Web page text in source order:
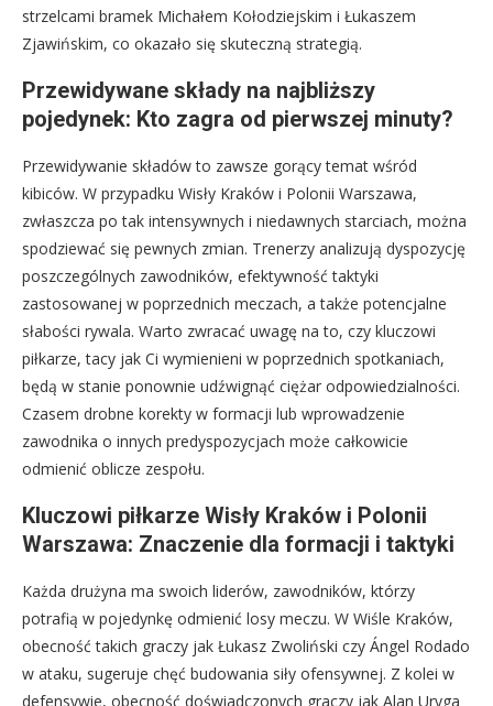
strzelcami bramek Michałem Kołodziejskim i Łukaszem
Zjawińskim, co okazało się skuteczną strategią.
Przewidywane składy na najbliższy
pojedynek: Kto zagra od pierwszej minuty?
Przewidywanie składów to zawsze gorący temat wśród
kibiców. W przypadku Wisły Kraków i Polonii Warszawa,
zwłaszcza po tak intensywnych i niedawnych starciach, można
spodziewać się pewnych zmian. Trenerzy analizują dyspozycję
poszczególnych zawodników, efektywność taktyki
zastosowanej w poprzednich meczach, a także potencjalne
słabości rywala. Warto zwracać uwagę na to, czy kluczowi
piłkarze, tacy jak Ci wymienieni w poprzednich spotkaniach,
będą w stanie ponownie udźwignąć ciężar odpowiedzialności.
Czasem drobne korekty w formacji lub wprowadzenie
zawodnika o innych predyspozycjach może całkowicie
odmienić oblicze zespołu.
Kluczowi piłkarze Wisły Kraków i Polonii
Warszawa: Znaczenie dla formacji i taktyki
Każda drużyna ma swoich liderów, zawodników, którzy
potrafią w pojedynkę odmienić losy meczu. W Wiśle Kraków,
obecność takich graczy jak Łukasz Zwoliński czy Ángel Rodado
w ataku, sugeruje chęć budowania siły ofensywnej. Z kolei w
defensywie, obecność doświadczonych graczy jak Alan Uryga